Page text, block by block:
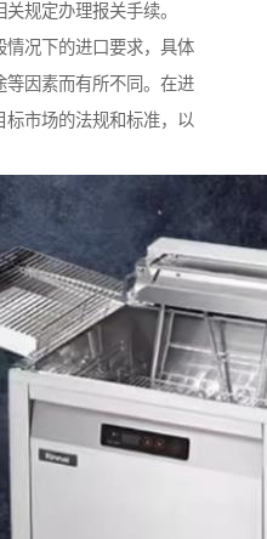
规定办理报关手续。
情况下的进口要求，具体
因素而有所不同。在进
市场的法规和标准，以